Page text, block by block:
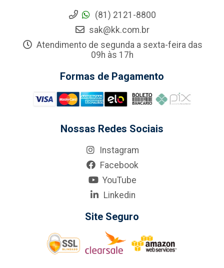
(81) 2121-8800
sak@kk.com.br
Atendimento de segunda a sexta-feira das
09h às 17h
Formas de Pagamento
Nossas Redes Sociais
Instagram
Facebook
YouTube
Linkedin
Site Seguro